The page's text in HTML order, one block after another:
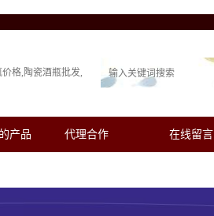
价格 陶瓷酒瓶批发
产品 代理合作 在线留言